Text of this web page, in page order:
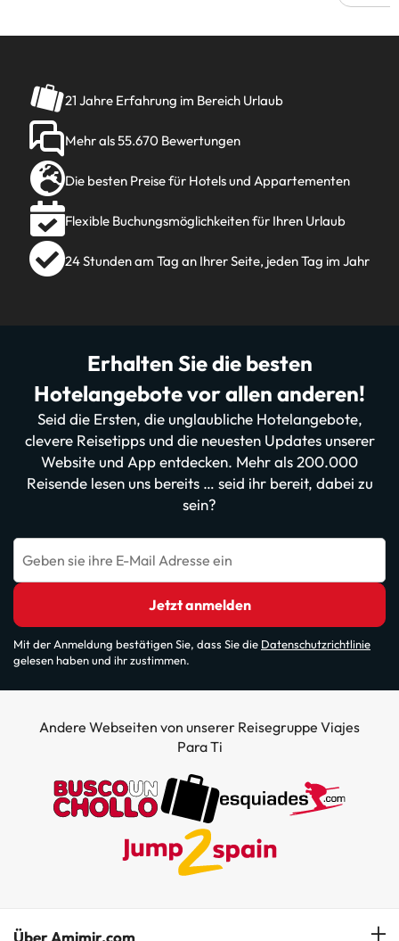
21 Jahre Erfahrung im Bereich Urlaub
Mehr als 55.670 Bewertungen
Die besten Preise für Hotels und Appartementen
Flexible Buchungsmöglichkeiten für Ihren Urlaub
24 Stunden am Tag an Ihrer Seite, jeden Tag im Jahr
Erhalten Sie die besten
Hotelangebote vor allen anderen!
Seid die Ersten, die unglaubliche Hotelangebote,
clevere Reisetipps und die neuesten Updates unserer
Website und App entdecken. Mehr als 200.000
Reisende lesen uns bereits … seid ihr bereit, dabei zu
sein?
Geben sie ihre E-Mail Adresse ein
Jetzt anmelden
Mit der Anmeldung bestätigen Sie, dass Sie die Datenschutzrichtlinie
gelesen haben und ihr zustimmen.
Andere Webseiten von unserer Reisegruppe Viajes
Para Ti